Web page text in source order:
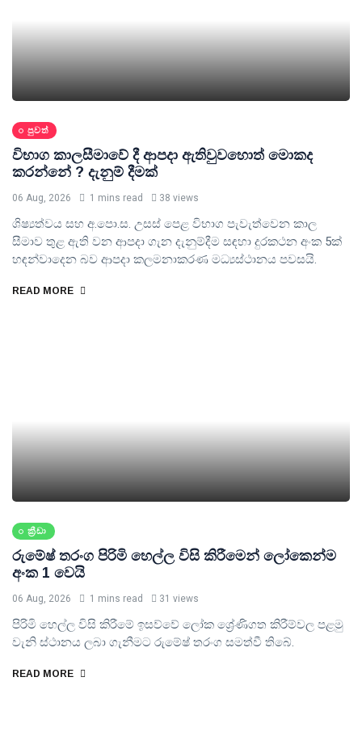
පුවත්
විභාග කාලසීමාවේ දී ආපදා ඇතිවුවහොත් මොකද
කරන්නේ ? දැනුම් දීමක්
06 Aug, 2026 1 mins read 38 views
ශිෂ්‍යත්වය සහ අ.පො.ස. උසස් පෙළ විභාග පැවැත්වෙන කාල
සීමාව තුළ ඇති වන ආපදා ගැන දැනුම්දීම සඳහා දුරකථන අංක 5ක්
හඳන්වාදෙන බව ආපදා කලමනාකරණ මධ්‍යස්ථානය පවසයි.
READ MORE
ක්‍රීඩා
රුමේෂ් තරංග පිරිමි හෙල්ල විසි කිරීමෙන් ලෝකෙන්ම
අංක 1 වෙයි
06 Aug, 2026 1 mins read 31 views
පිරිමි හෙල්ල විසි කිරීමේ ඉසව්වේ ලෝක ශ්‍රේණිගත කිරීම්වල පළමු
වැනි ස්ථානය ලබා ගැනීමට රුමේෂ් තරංග සමත්වී තිබේ.
READ MORE